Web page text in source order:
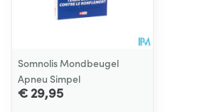
Somnolis Mondbeugel
Apneu Simpel
€ 29,95